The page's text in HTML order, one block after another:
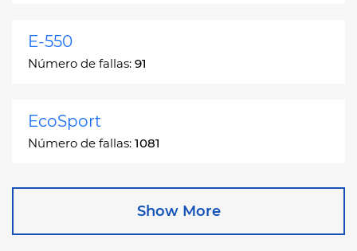
E-550
Número de fallas: 91
EcoSport
Número de fallas: 1081
Show More